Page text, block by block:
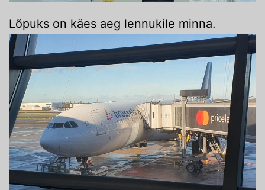
Lõpuks on käes aeg lennukile minna.